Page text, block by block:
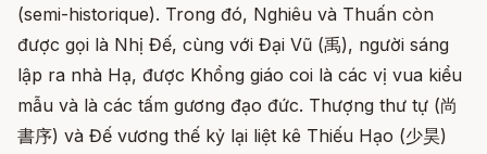
(semi-historique). Trong đó, Nghiêu và Thuấn còn
được gọi là Nhị Đế, cùng với Đại Vũ (禹), người sáng
lập ra nhà Hạ, được Khổng giáo coi là các vị vua kiểu
mẫu và là các tấm gương đạo đức. Thượng thư tự (尚
書序) và Đế vương thế kỷ lại liệt kê Thiếu Hạo (少昊)